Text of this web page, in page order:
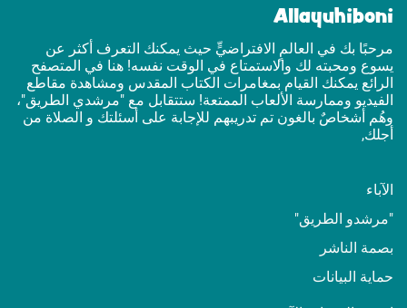
Allayuhiboni
مرحبًا بك في العالمٍ الافتراضيٍّ حيث يمكنك التعرف أكثر عن
يسوع ومحبته لك والاستمتاع في الوقت نفسه! هنا في المتصفح
الرائع يمكنك القيام بمغامرات الكتاب المقدس ومشاهدة مقاطع
الفيديو وممارسة الألعاب الممتعة! ستتقابل مع "مرشدي الطريق"،
وهُم أشخاصٌ بالغون تم تدريبهم للإجابة على أسئلتك و الصلاة من
أجلك,
الآباء
"مرشدو الطريق"
بصمة الناشر
حماية البيانات